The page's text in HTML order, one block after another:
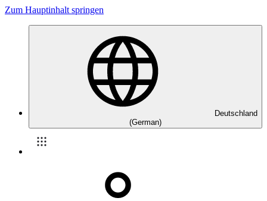
Zum Hauptinhalt springen
Deutschland
(German)